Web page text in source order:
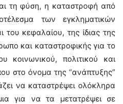
τη φύση, η καταστροφή από
των εγκληματικών
του κεφαλαίου, της ίδιας της
και καταστροφικής για το
κοινωνικού, πολιτικού και
στο όνομα της “ανάπτυξης”
να καταστρέψει ολόκληρα
για να τα μετατρέψει σε